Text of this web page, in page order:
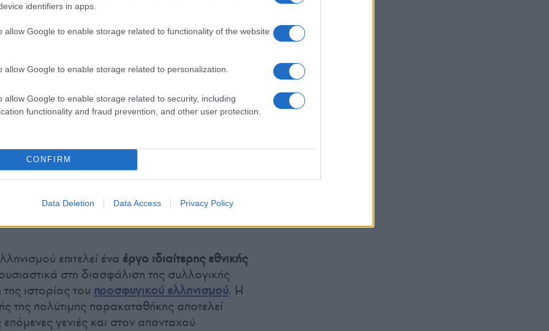
identifiers in apps.
allow Google to enable storage related to functionality of the website
allow Google to enable storage related to personalization.
allow Google to enable storage related to security, including
functionality and fraud prevention, and other user protection.
CONFIRM
Data Deletion Data Access Privacy Policy
επιτελεί ένα έργο ιδιαίτερης εθνικής
στη διασφάλιση της συλλογικής
ιστορίας του προσφυγικού ελληνισμού. Η
της πολύτιμης παρακαταθήκης αποτελεί
επόμενες γενιές και στον απανταχού